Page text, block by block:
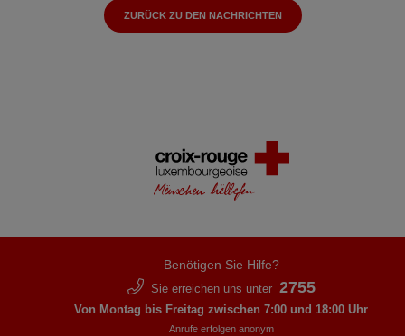
ZURÜCK ZU DEN NACHRICHTEN
Benötigen Sie Hilfe?
Sie erreichen uns unter 2755
Von Montag bis Freitag zwischen 7:00 und 18:00 Uhr
Anrufe erfolgen anonym